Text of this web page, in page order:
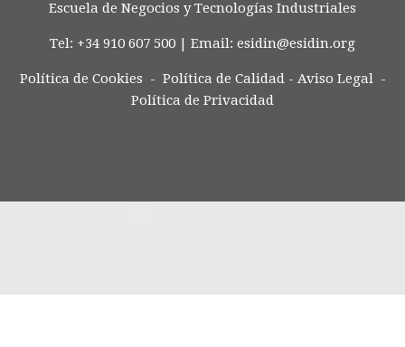
Escuela de Negocios y Tecnologías Industriales
Tel: +34 910 607 500 | Email: esidin@esidin.org
Política de Cookies - Política de Calidad- Aviso Legal-
Política de Privacidad